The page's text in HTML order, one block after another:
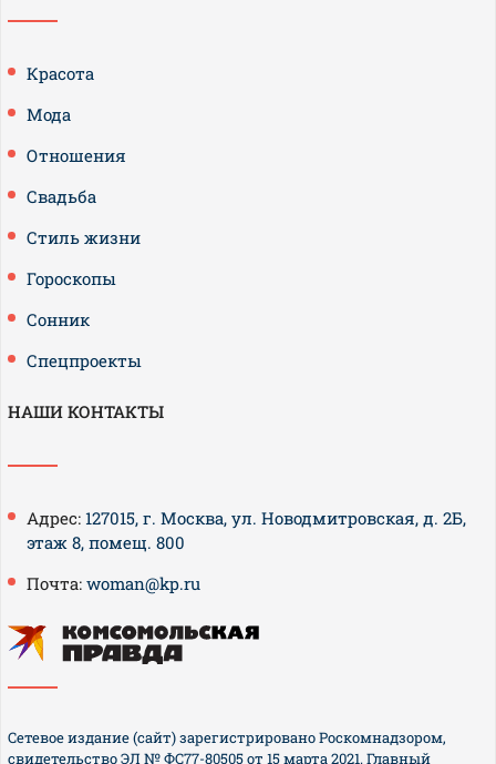
Красота
Мода
Отношения
Свадьба
Стиль жизни
Гороскопы
Сонник
Спецпроекты
НАШИ КОНТАКТЫ
Адрес: 127015, г. Москва, ул. Новодмитровская, д. 2Б,
этаж 8, помещ. 800
Почта: woman@kp.ru
Сетевое издание (сайт) зарегистрировано Роскомнадзором,
свидетельство ЭЛ № ФС77-80505 от 15 марта 2021. Главный